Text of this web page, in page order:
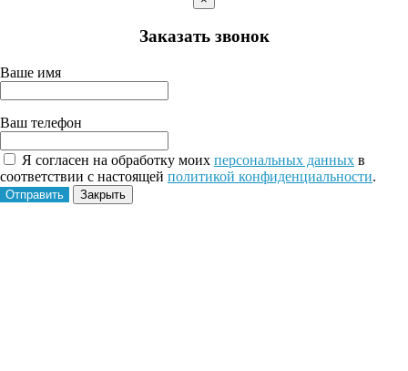
Заказать звонок
Ваше имя
Ваш телефон
Я согласен на обработку моих персональных данных в
соответствии с настоящей политикой конфиденциальности.
Отправить Закрыть